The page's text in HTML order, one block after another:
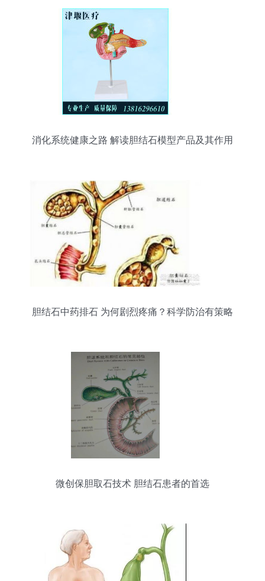
消化系统健康之路 解读胆结石模型产品及其作用
胆结石中药排石 为何剧烈疼痛？科学防治有策略
微创保胆取石技术 胆结石患者的首选